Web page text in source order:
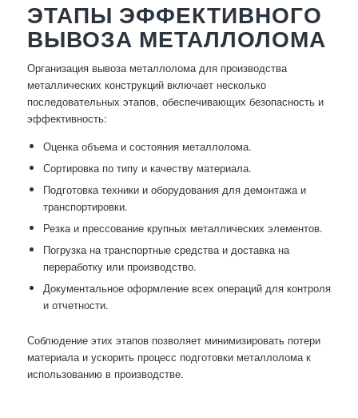
ЭТАПЫ ЭФФЕКТИВНОГО
ВЫВОЗА МЕТАЛЛОЛОМА
Организация вывоза металлолома для производства
металлических конструкций включает несколько
последовательных этапов, обеспечивающих безопасность и
эффективность:
Оценка объема и состояния металлолома.
Сортировка по типу и качеству материала.
Подготовка техники и оборудования для демонтажа и
транспортировки.
Резка и прессование крупных металлических элементов.
Погрузка на транспортные средства и доставка на
переработку или производство.
Документальное оформление всех операций для контроля
и отчетности.
Соблюдение этих этапов позволяет минимизировать потери
материала и ускорить процесс подготовки металлолома к
использованию в производстве.